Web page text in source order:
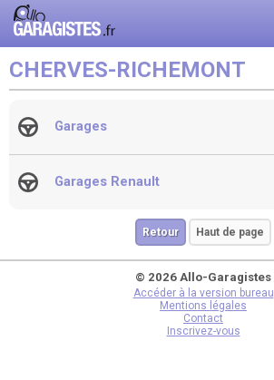
CHERVES-RICHEMONT
Garages
Garages Renault
Retour Haut de page
© 2026 Allo-Garagistes
Accéder à la version bureau
Mentions légales
Contact
Inscrivez-vous